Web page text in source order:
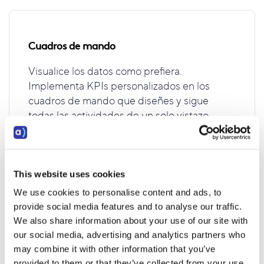
This website uses cookies
We use cookies to personalise content and ads, to
provide social media features and to analyse our traffic.
We also share information about your use of our site with
our social media, advertising and analytics partners who
may combine it with other information that you’ve
Cuadros de mando
Visualice los datos como prefiera.
Implementa KPIs personalizados en los
cuadros de mando que diseñes y sigue
todas las actividades de un solo vistazo.
Seguro de calidad
Revise sistemáticamente sus leads uno por
uno. Aprueba o rechaza cada uno de los